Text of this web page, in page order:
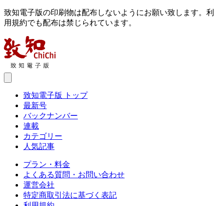
致知電子版の印刷物は配布しないようにお願い致します。利
用規約でも配布は禁じられています。
致知電子版 トップ
最新号
バックナンバー
連載
カテゴリー
人気記事
プラン・料金
よくある質問・お問い合わせ
運営会社
特定商取引法に基づく表記